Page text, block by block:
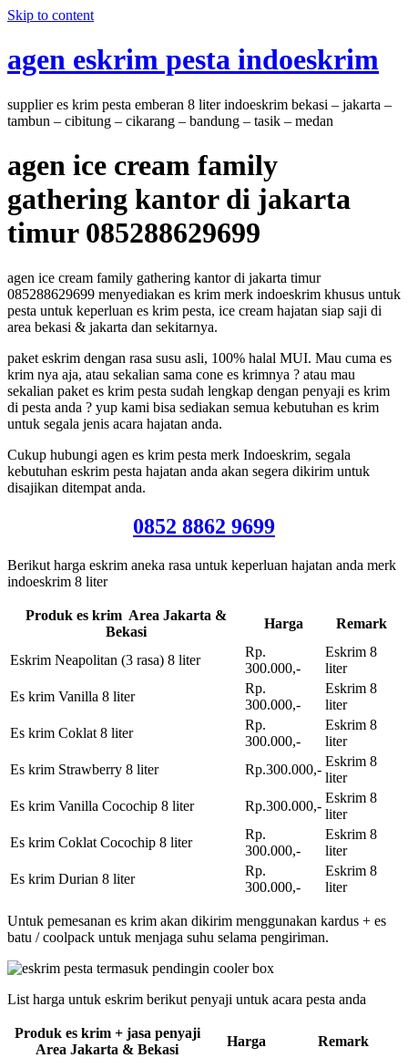
Skip to content
agen eskrim pesta indoeskrim
supplier es krim pesta emberan 8 liter indoeskrim bekasi – jakarta –
tambun – cibitung – cikarang – bandung – tasik – medan
agen ice cream family
gathering kantor di jakarta
timur 085288629699
agen ice cream family gathering kantor di jakarta timur
085288629699 menyediakan es krim merk indoeskrim khusus untuk
pesta untuk keperluan es krim pesta, ice cream hajatan siap saji di
area bekasi & jakarta dan sekitarnya.
paket eskrim dengan rasa susu asli, 100% halal MUI. Mau cuma es
krim nya aja, atau sekalian sama cone es krimnya ? atau mau
sekalian paket es krim pesta sudah lengkap dengan penyaji es krim
di pesta anda ? yup kami bisa sediakan semua kebutuhan es krim
untuk segala jenis acara hajatan anda.
Cukup hubungi agen es krim pesta merk Indoeskrim, segala
kebutuhan eskrim pesta hajatan anda akan segera dikirim untuk
disajikan ditempat anda.
0852 8862 9699
Berikut harga eskrim aneka rasa untuk keperluan hajatan anda merk
indoeskrim 8 liter
Produk es krim Area Jakarta &
Bekasi
Harga Remark
Eskrim Neapolitan (3 rasa) 8 liter
Rp.
300.000,-
Eskrim 8
liter
Es krim Vanilla 8 liter
Rp.
300.000,-
Eskrim 8
liter
Es krim Coklat 8 liter
Rp.
300.000,-
Eskrim 8
liter
Es krim Strawberry 8 liter
Rp.300.000,-
Eskrim 8
liter
Es krim Vanilla Cocochip 8 liter
Rp.300.000,-
Eskrim 8
liter
Es krim Coklat Cocochip 8 liter
Rp.
300.000,-
Eskrim 8
liter
Es krim Durian 8 liter
Rp.
300.000,-
Eskrim 8
liter
Untuk pemesanan es krim akan dikirim menggunakan kardus + es
batu / coolpack untuk menjaga suhu selama pengiriman.
List harga untuk eskrim berikut penyaji untuk acara pesta anda
Produk es krim + jasa penyaji
Area Jakarta & Bekasi
Harga Remark